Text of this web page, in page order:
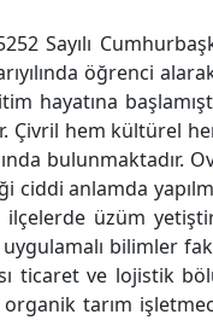
Sayılı
öğrenci
hayatına
Çivril hem kültürel
bulunmaktadır.
anlamda
üzüm
bilimler
ticaret ve lojistik
tarım